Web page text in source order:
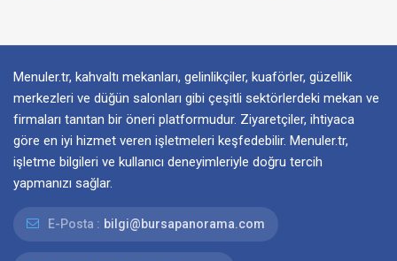
Menuler.tr, kahvaltı mekanları, gelinlikçiler, kuaförler, güzellik
merkezleri ve düğün salonları gibi çeşitli sektörlerdeki mekan ve
firmaları tanıtan bir öneri platformudur. Ziyaretçiler, ihtiyaca
göre en iyi hizmet veren işletmeleri keşfedebilir. Menuler.tr,
işletme bilgileri ve kullanıcı deneyimleriyle doğru tercih
yapmanızı sağlar.
E-Posta : bilgi@bursapanorama.com